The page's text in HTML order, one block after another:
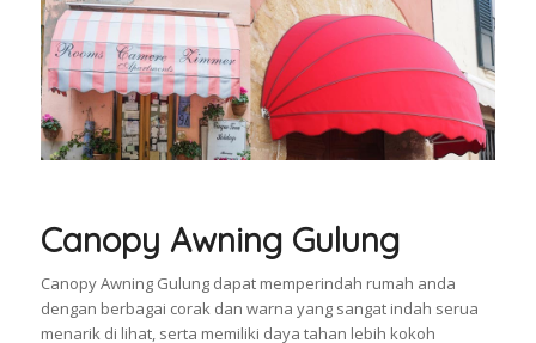
Canopy Awning Gulung
Canopy Awning Gulung dapat memperindah rumah anda
dengan berbagai corak dan warna yang sangat indah serua
menarik di lihat, serta memiliki daya tahan lebih kokoh